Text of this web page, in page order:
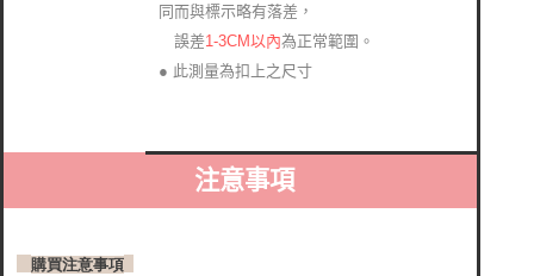
同而與標示略有落差 ，
誤差1-3CM以內為正常範圍。
● 此測量為扣上之尺寸
注意事項
購買注意事項